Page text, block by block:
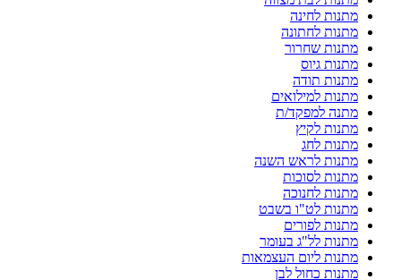
מתנות לחינה
מתנות לחתונה
מתנות שחרור
מתנות גיוס
מתנות תודה
מתנות למילואים
מתנה למפקד/ת
מתנות לקיץ
מתנות לחג
מתנות לראש השנה
מתנות לסוכות
מתנות לחנוכה
מתנות לט"ו בשבט
מתנות לפורים
מתנות לל"ג בעומר
מתנות ליום העצמאות
מתנות כחול לבן